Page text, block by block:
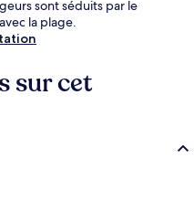
sont séduits par le
la plage.
sur cet